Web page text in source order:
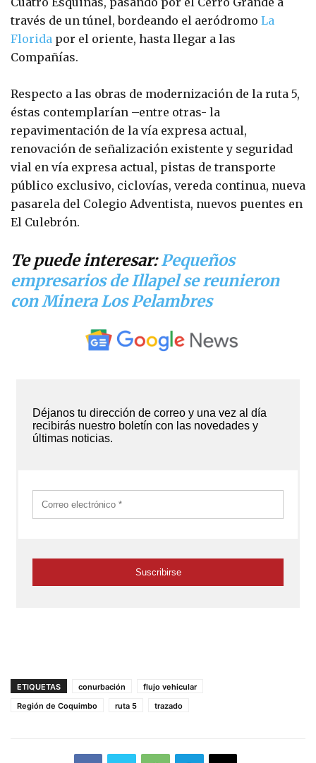
través de un túnel, bordeando el aeródromo La
Florida por el oriente, hasta llegar a las
Compañías.
Respecto a las obras de modernización de la ruta 5,
éstas contemplarían –entre otras- la
repavimentación de la vía expresa actual,
renovación de señalización existente y seguridad
vial en vía expresa actual, pistas de transporte
público exclusivo, ciclovías, vereda continua, nueva
pasarela del Colegio Adventista, nuevos puentes en
El Culebrón.
Te puede interesar:Pequeños
empresarios de Illapel se reunieron
con Minera Los Pelambres
ETIQUETAS conurbación
flujo vehicular
Región de Coquimbo
ruta 5 trazado